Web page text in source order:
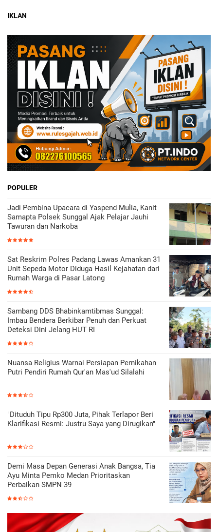
IKLAN
POPULER
Jadi Pembina Upacara di Yaspend Mulia, Kanit
Samapta Polsek Sunggal Ajak Pelajar Jauhi
Tawuran dan Narkoba
Sat Reskrim Polres Padang Lawas Amankan 31
Unit Sepeda Motor Diduga Hasil Kejahatan dari
Rumah Warga di Pasar Latong
Sambang DDS Bhabinkamtibmas Sunggal:
Imbau Bendera Berkibar Penuh dan Perkuat
Deteksi Dini Jelang HUT RI
Nuansa Religius Warnai Persiapan Pernikahan
Putri Pendiri Rumah Qur'an Mas'ud Silalahi
‎"Dituduh Tipu Rp300 Juta, Pihak Terlapor Beri
Klarifikasi Resmi: Justru Saya yang Dirugikan"
Demi Masa Depan Generasi Anak Bangsa, Tia
Ayu Minta Pemko Medan Prioritaskan
Perbaikan SMPN 39